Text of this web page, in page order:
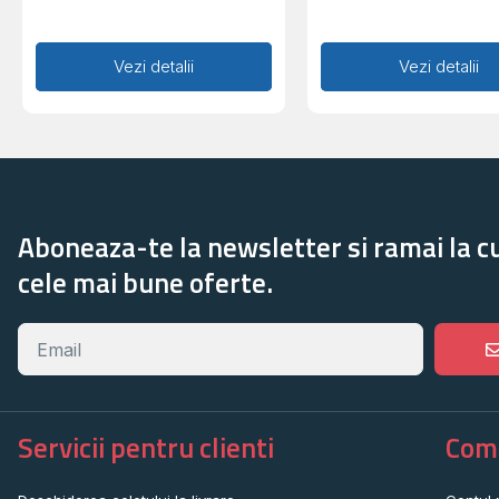
Adaugă în coș
Vezi detalii Adaugă în coș
Vezi detalii
Aboneaza-te la newsletter si ramai la
cele mai bune oferte.
Servicii pentru clienti